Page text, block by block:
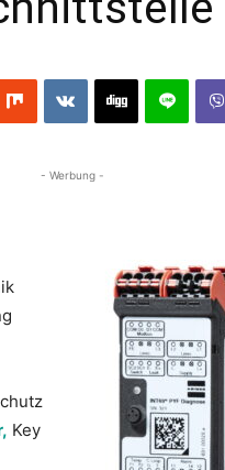
- Werbung -
Key